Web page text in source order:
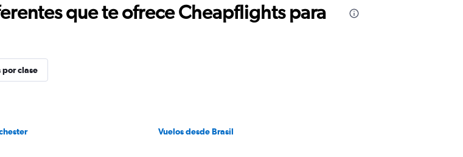
que te ofrece Cheapflights para
por clase
Vuelos desde Brasil